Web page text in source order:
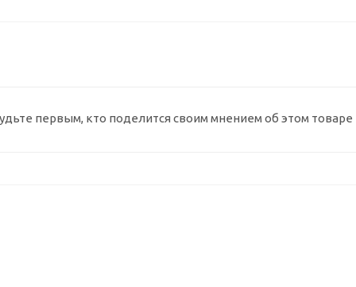
первым, кто поделится своим мнением об этом товаре